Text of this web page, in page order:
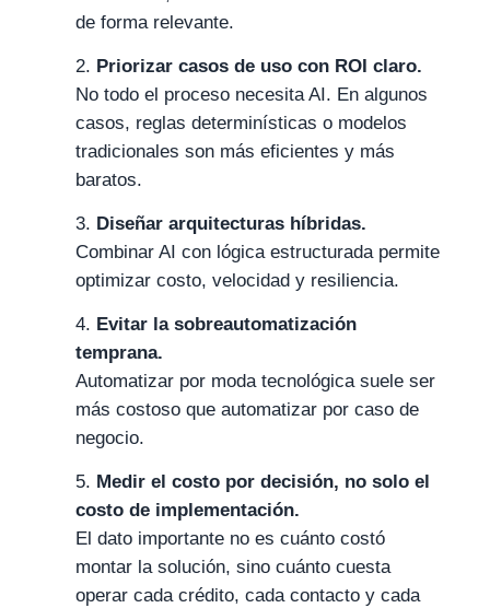
de forma relevante.
Priorizar casos de uso con ROI claro.
No todo el proceso necesita AI. En algunos
casos, reglas determinísticas o modelos
tradicionales son más eficientes y más
baratos.
Diseñar arquitecturas híbridas.
Combinar AI con lógica estructurada permite
optimizar costo, velocidad y resiliencia.
Evitar la sobreautomatización
temprana.
Automatizar por moda tecnológica suele ser
más costoso que automatizar por caso de
negocio.
Medir el costo por decisión, no solo el
costo de implementación.
El dato importante no es cuánto costó
montar la solución, sino cuánto cuesta
operar cada crédito, cada contacto y cada